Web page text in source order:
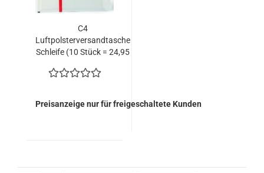
C4
Luftpolsterversandtasche
Schleife (10 Stück = 24,95
Preisanzeige nur für freigeschaltete Kunden